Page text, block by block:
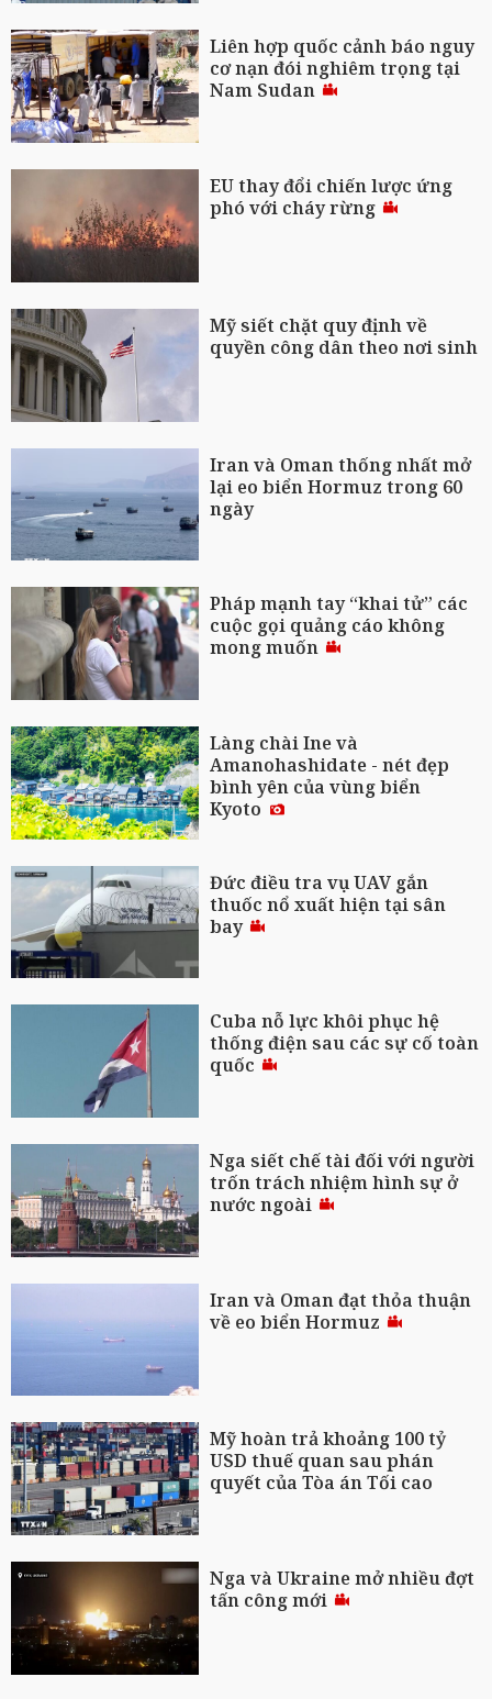
Liên hợp quốc cảnh báo nguy
cơ nạn đói nghiêm trọng tại
Nam Sudan
EU thay đổi chiến lược ứng
phó với cháy rừng
Mỹ siết chặt quy định về
quyền công dân theo nơi sinh
Iran và Oman thống nhất mở
lại eo biển Hormuz trong 60
ngày
Pháp mạnh tay “khai tử” các
cuộc gọi quảng cáo không
mong muốn
Làng chài Ine và
Amanohashidate - nét đẹp
bình yên của vùng biển
Kyoto
Đức điều tra vụ UAV gắn
thuốc nổ xuất hiện tại sân
bay
Cuba nỗ lực khôi phục hệ
thống điện sau các sự cố toàn
quốc
Nga siết chế tài đối với người
trốn trách nhiệm hình sự ở
nước ngoài
Iran và Oman đạt thỏa thuận
về eo biển Hormuz
Mỹ hoàn trả khoảng 100 tỷ
USD thuế quan sau phán
quyết của Tòa án Tối cao
Nga và Ukraine mở nhiều đợt
tấn công mới